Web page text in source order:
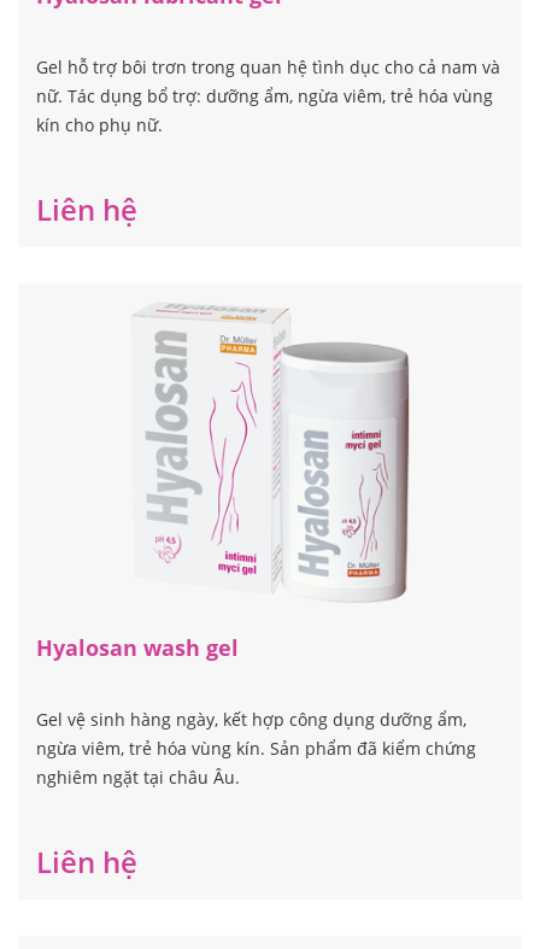
Gel hỗ trợ bôi trơn trong quan hệ tình dục cho cả nam và
nữ. Tác dụng bổ trợ: dưỡng ẩm, ngừa viêm, trẻ hóa vùng
kín cho phụ nữ.
Liên hệ
Hyalosan wash gel
Gel vệ sinh hàng ngày, kết hợp công dụng dưỡng ẩm,
ngừa viêm, trẻ hóa vùng kín. Sản phẩm đã kiểm chứng
nghiêm ngặt tại châu Âu.
Liên hệ